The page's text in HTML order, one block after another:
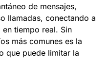
de mensajes,
llamadas, conectando a
tiempo real. Sin
más comunes es la
que puede limitar la